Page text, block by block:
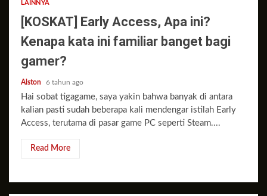
LAINNYA
[KOSKAT] Early Access, Apa ini?
Kenapa kata ini familiar banget bagi
gamer?
Alston 6 tahun ago
Hai sobat tigagame, saya yakin bahwa banyak di antara
kalian pasti sudah beberapa kali mendengar istilah Early
Access, terutama di pasar game PC seperti Steam....
Read More